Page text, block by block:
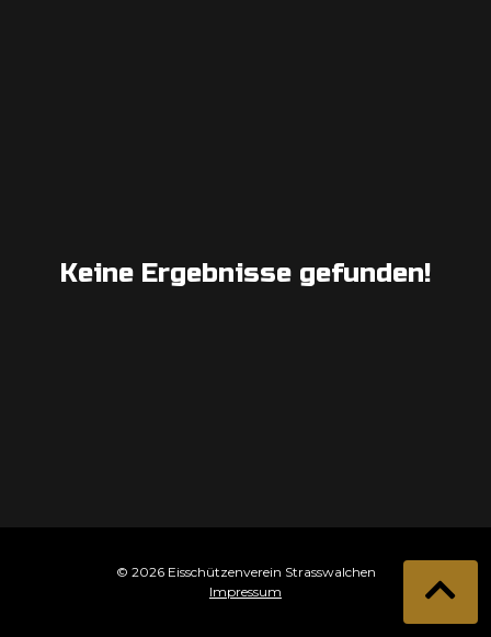
Keine Ergebnisse gefunden!
© 2026 Eisschützenverein Strasswalchen
Impressum